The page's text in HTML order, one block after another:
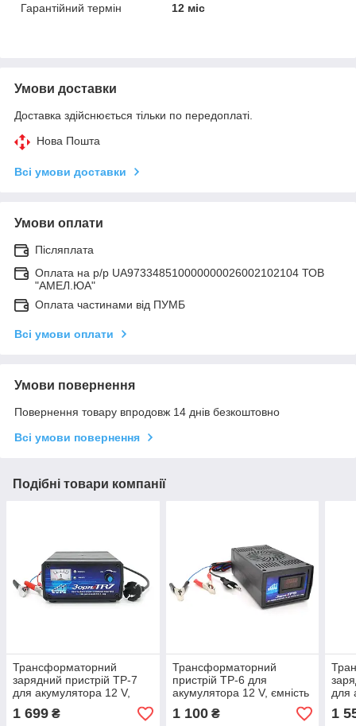
Гарантійний термін
12 міс
Умови доставки
Доставка здійснюється тільки по передоплаті.
Нова Пошта
Всі умови доставки
Умови оплати
Післяплата
Оплата на р/р UA973348510000000026002102104 ТОВ
"АМЕЛ.ЮА"
Оплата частинами від ПУМБ
Всі умови оплати
Умови повернення
Повернення товару впродовж 14 днів безкоштовно
Всі умови повернення
Подібні товари компанії
Трансформаторний
зарядний пристрій ТР-7
для акумулятора 12 V,
ємність АКБ 32-140А/год,
струм заряду 10A
1 699 ₴
Трансформаторний
пристрій ТР-6 для
акумулятора 12 V, ємність
АКБ 32-90 А/год, струм
заряду 6A + вольтметр
1 100₴
для
1